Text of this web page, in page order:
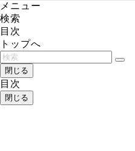
メニュー
検索
目次
トップへ
閉じる
目次
閉じる